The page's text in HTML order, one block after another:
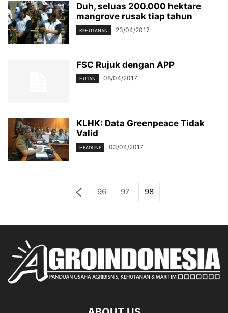
Duh, seluas 200.000 hektare
mangrove rusak tiap tahun
KEHUTANAN 23/04/2017
FSC Rujuk dengan APP
HUTAN 08/04/2017
KLHK: Data Greenpeace Tidak
Valid
HEADLINE 03/04/2017
96 97 98